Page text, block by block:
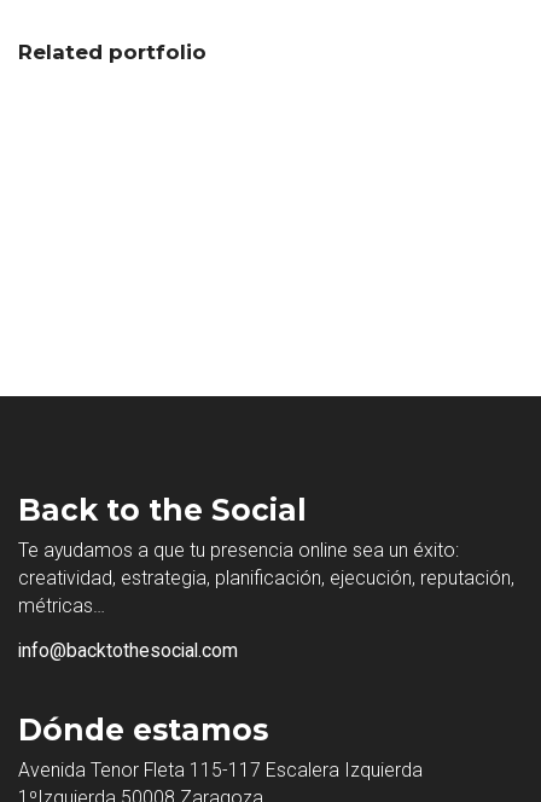
Related portfolio
Back to the Social
Te ayudamos a que tu presencia online sea un éxito:
creatividad, estrategia, planificación, ejecución, reputación,
métricas…
info@backtothesocial.com
Dónde estamos
Avenida Tenor Fleta 115-117 Escalera Izquierda